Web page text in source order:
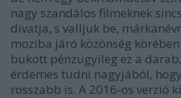
nagy szandálos filmeknek
divatja, s valljuk be,
moziba járó közönség körében
bukott pénzügyileg ez a
érdemes tudni nagyjából,
rosszabb is. A 2016-os verzió